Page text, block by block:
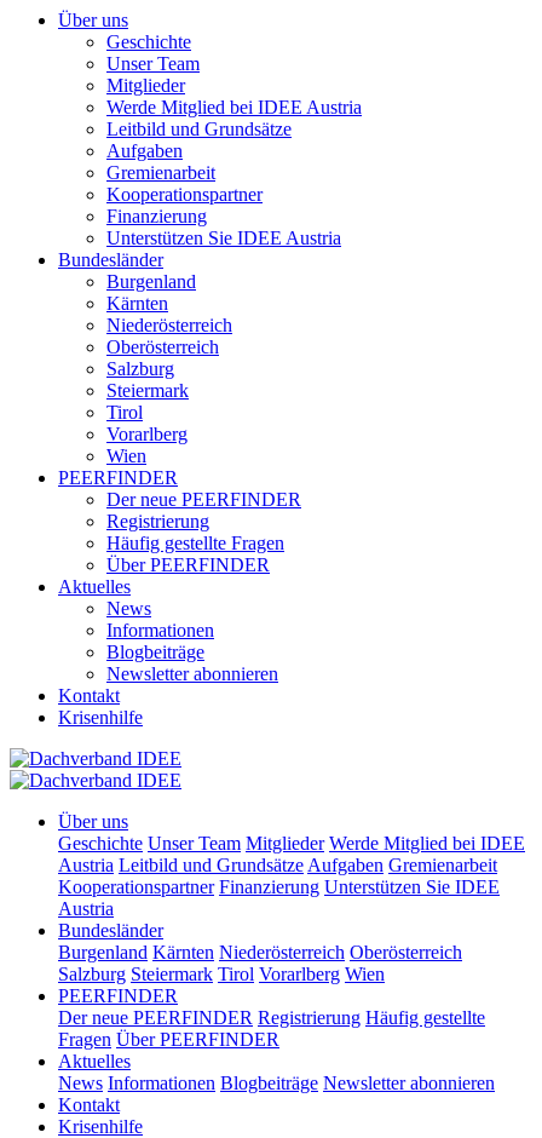
Über uns
Geschichte
Unser Team
Mitglieder
Werde Mitglied bei IDEE Austria
Leitbild und Grundsätze
Aufgaben
Gremienarbeit
Kooperationspartner
Finanzierung
Unterstützen Sie IDEE Austria
Bundesländer
Burgenland
Kärnten
Niederösterreich
Oberösterreich
Salzburg
Steiermark
Tirol
Vorarlberg
Wien
PEERFINDER
Der neue PEERFINDER
Registrierung
Häufig gestellte Fragen
Über PEERFINDER
Aktuelles
News
Informationen
Blogbeiträge
Newsletter abonnieren
Kontakt
Krisenhilfe
Über uns
Geschichte Unser Team Mitglieder Werde Mitglied bei IDEE
Austria Leitbild und Grundsätze Aufgaben Gremienarbeit
Kooperationspartner Finanzierung Unterstützen Sie IDEE
Austria
Bundesländer
Burgenland Kärnten Niederösterreich Oberösterreich
Salzburg Steiermark Tirol Vorarlberg Wien
PEERFINDER
Der neue PEERFINDER Registrierung Häufig gestellte
Fragen Über PEERFINDER
Aktuelles
News Informationen Blogbeiträge Newsletter abonnieren
Kontakt
Krisenhilfe